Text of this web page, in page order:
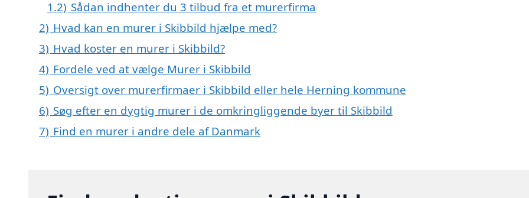
1.2) Sådan indhenter du 3 tilbud fra et murerfirma
2) Hvad kan en murer i Skibbild hjælpe med?
3) Hvad koster en murer i Skibbild?
4) Fordele ved at vælge Murer i Skibbild
5) Oversigt over murerfirmaer i Skibbild eller hele Herning kommune
6) Søg efter en dygtig murer i de omkringliggende byer til Skibbild
7) Find en murer i andre dele af Danmark